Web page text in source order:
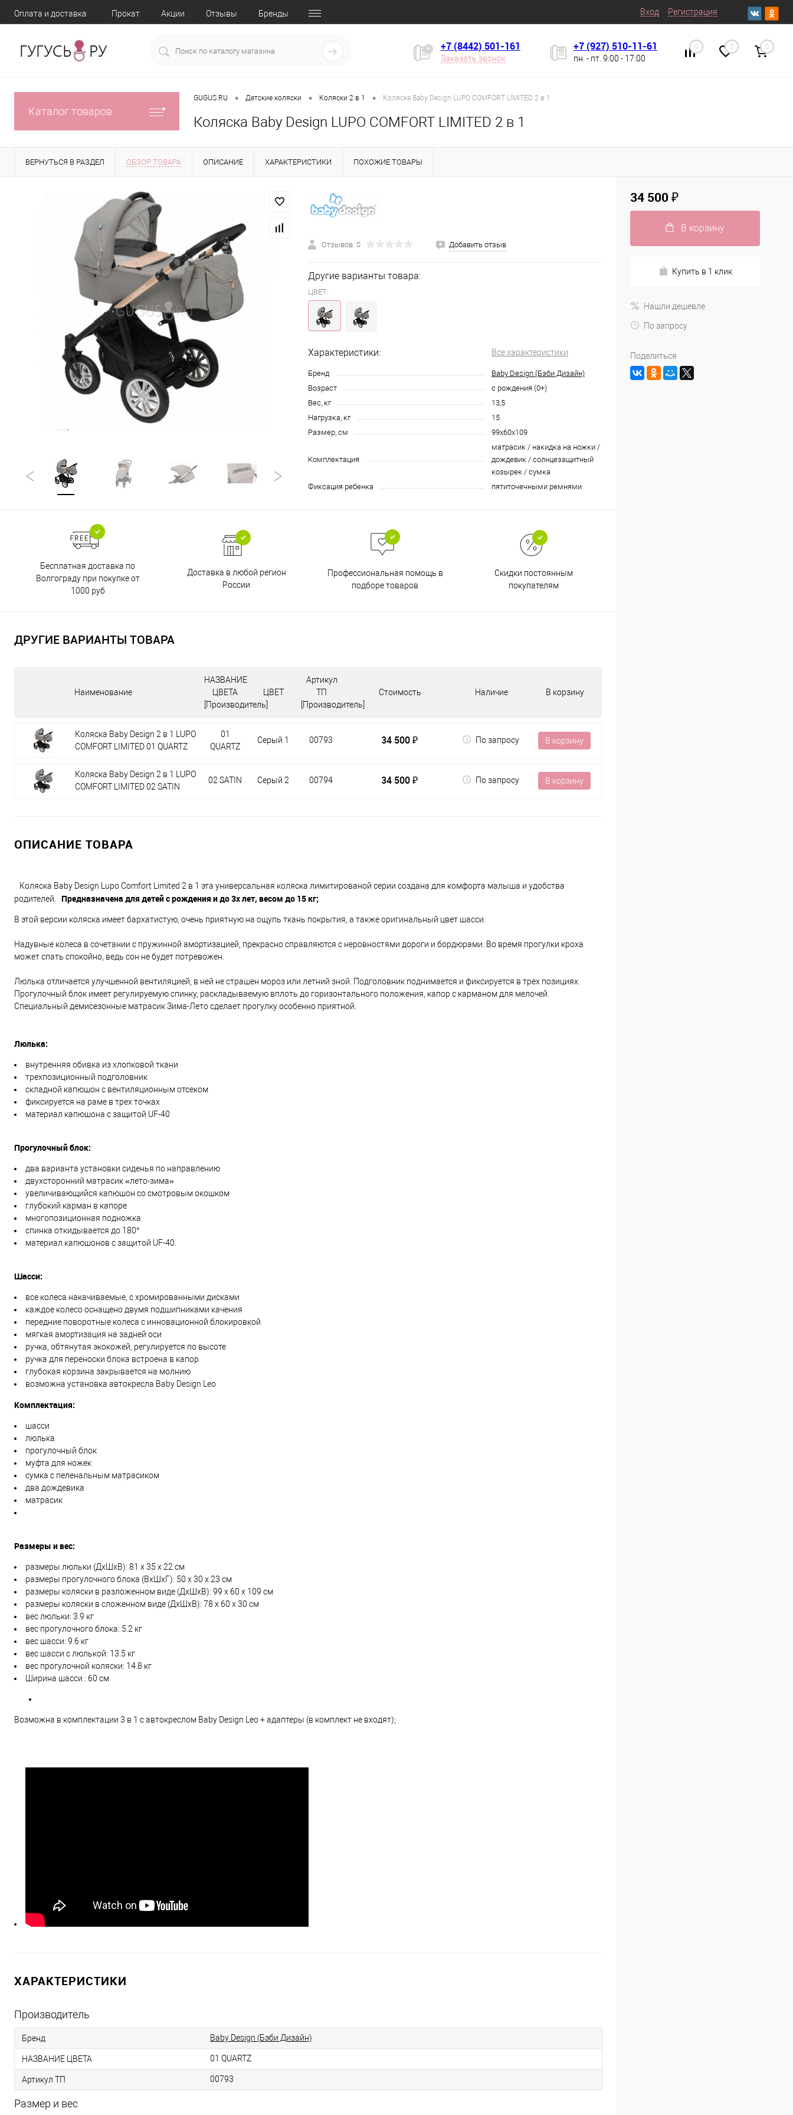
Оплата и доставка Прокат Акции Отзывы Бренды Вход Регистрация
+7 (8442) 501-161
Заказать звонок
+7 (927) 510-11-61
пн. - пт. 9:00 - 17:00
0 0 0
Каталог товаров
GUGUS.RU • Детские коляски • Коляски 2 в 1 • Коляска Baby Design LUPO COMFORT LIMITED 2 в 1
Коляска Baby Design LUPO COMFORT LIMITED 2 в 1
ВЕРНУТЬСЯ В РАЗДЕЛ ОБЗОР ТОВАРА ОПИСАНИЕ ХАРАКТЕРИСТИКИ ПОХОЖИЕ ТОВАРЫ
Отзывов: 0 Добавить отзыв
Другие варианты товара:
ЦВЕТ:
Характеристики: Все характеристики
Бренд
Baby Design (Бэби Дизайн)
Возраст
с рождения (0+)
Вес, кг
13,5
Нагрузка, кг
15
Размер, см
99х60х109
Комплектация
матрасик / накидка на ножки /
дождевик / солнцезащитный
козырек / сумка
Фиксация ребенка
пятиточечными ремнями
Бесплатная доставка по
Волгограду при покупке от
1000 руб
Доставка в любой регион
России
Профессиональная помощь в
подборе товаров
Скидки постоянным
покупателям
ДРУГИЕ ВАРИАНТЫ ТОВАРА
Наименование
НАЗВАНИЕ
ЦВЕТА
[Производитель]
ЦВЕТ
Артикул
ТП
[Производитель]
Стоимость Наличие В корзину
Коляска Baby Design 2 в 1 LUPO
COMFORT LIMITED 01 QUARTZ
01
QUARTZ
Серый 1 00793 34 500 ₽ По запросу В корзину
Коляска Baby Design 2 в 1 LUPO
COMFORT LIMITED 02 SATIN
02 SATIN Серый 2 00794 34 500 ₽ По запросу В корзину
ОПИСАНИЕ ТОВАРА
Коляска Baby Design Lupo Comfort Limited 2 в 1 эта универсальная коляска лимитированой серии создана для комфорта малыша и удобства
родителей. Предназначена для детей с рождения и до 3х лет, весом до 15 кг;
В этой версии коляска имеет бархатистую, очень приятную на ощупь ткань покрытия, а также оригинальный цвет шасси.
Надувные колеса в сочетании с пружинной амортизацией, прекрасно справляются с неровностями дороги и бордюрами. Во время прогулки кроха
может спать спокойно, ведь сон не будет потревожен.
Люлька отличается улучшенной вентиляцией, в ней не страшен мороз или летний зной. Подголовник поднимается и фиксируется в трех позициях.
Прогулочный блок имеет регулируемую спинку, раскладываемую вплоть до горизонтального положения, капор с карманом для мелочей.
Специальный демисезонные матрасик Зима-Лето сделает прогулку особенно приятной.
Люлька:
внутренняя обивка из хлопковой ткани
трехпозиционный подголовник
складной капюшон с вентиляционным отсеком
фиксируется на раме в трех точках
материал капюшона с защитой UF-40
Прогулочный блок:
два варианта установки сиденья по направлению
двухсторонний матрасик «лето-зима»
увеличивающийся капюшон со смотровым окошком
глубокий карман в капоре
многопозиционная подножка
спинка откидывается до 180°
материал капюшонов с защитой UF-40.
Шасси:
все колеса накачиваемые, с хромированными дисками
каждое колесо оснащено двумя подшипниками качения
передние поворотные колеса с инновационной блокировкой
мягкая амортизация на задней оси
ручка, обтянутая экокожей, регулируется по высоте
ручка для переноски блока встроена в капор
глубокая корзина закрывается на молнию
возможна установка автокресла Baby Design Leo
Комплектация:
шасси
люлька
прогулочный блок
муфта для ножек
сумка с пеленальным матрасиком
два дождевика
матрасик
Размеры и вес:
размеры люльки (ДхШхВ): 81 х 35 х 22 см
размеры прогулочного блока (ВхШхГ): 50 х 30 х 23 см
размеры коляски в разложенном виде (ДхШхВ): 99 х 60 х 109 см
размеры коляски в сложенном виде (ДхШхВ): 78 х 60 х 30 см
вес люльки: 3.9 кг
вес прогулочного блока: 5.2 кг
вес шасси: 9.6 кг
вес шасси с люлькой: 13.5 кг
вес прогулочной коляски: 14.8 кг
Ширина шасси : 60 см
Возможна в комплектации 3 в 1 с автокреслом Baby Design Leo + адаптеры (в комплект не входят);
ХАРАКТЕРИСТИКИ
Производитель
Бренд Baby Design (Бэби Дизайн)
НАЗВАНИЕ ЦВЕТА 01 QUARTZ
Артикул ТП 00793
Размер и вес
34 500 ₽
В корзину
Купить в 1 клик
Нашли дешевле
По запросу
Поделиться